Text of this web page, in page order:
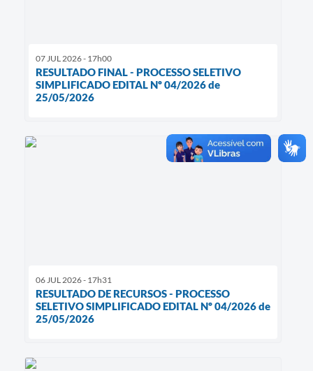
07 JUL 2026 - 17h00
RESULTADO FINAL - PROCESSO SELETIVO
SIMPLIFICADO EDITAL Nº 04/2026 de
25/05/2026
06 JUL 2026 - 17h31
RESULTADO DE RECURSOS - PROCESSO
SELETIVO SIMPLIFICADO EDITAL Nº 04/2026 de
25/05/2026